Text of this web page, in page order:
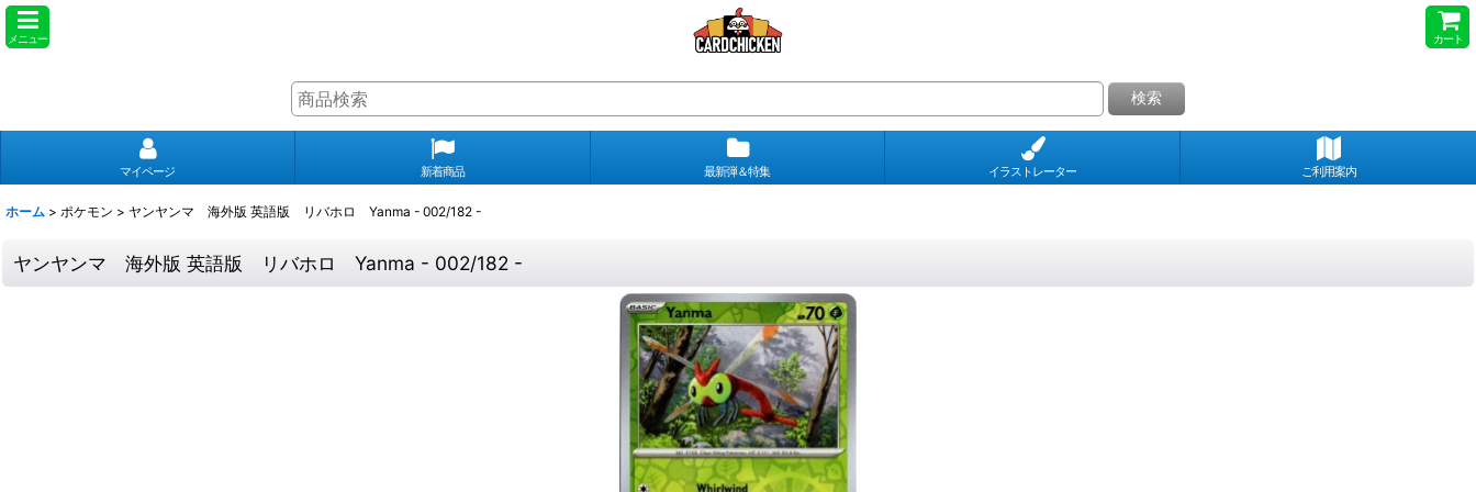
メニュー カート
検索
マイページ 新着商品 最新弾＆特集 イラストレーター ご利用案内
ホーム > ポケモン > ヤンヤンマ 海外版 英語版 リバホロ Yanma - 002/182 -
ヤンヤンマ 海外版 英語版 リバホロ Yanma - 002/182 -